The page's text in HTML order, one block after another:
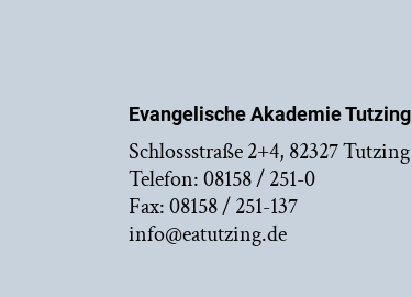
Evangelische Akademie Tutzing
Schlossstraße 2+4, 82327 Tutzing
Telefon: 08158 / 251-0
Fax: 08158 / 251-137
info@eatutzing.de